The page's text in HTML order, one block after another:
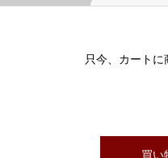
只今、カートに